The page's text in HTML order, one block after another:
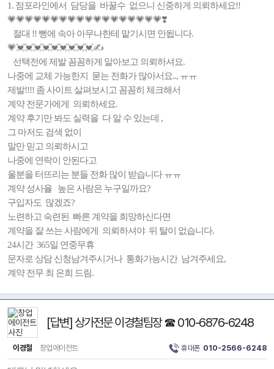
1. 점포라인에서 담당을 바꿀수 없으니 신중하게 의뢰하세요!!
💗💗💗💗💗💗💗💗💗💗💗💗💗💗💗💗💗💗❣️
절대 !! 뻥에 속아 아무나한테 맡기시면 안됩니다.
💗💓💓💓💓💓💓💓💓💓✍️
선택전에 제발 꼼꼼하게 알아보고 의뢰하셔요.
나중에 교체 가능한지 묻는 전화가 많아서요.., ㅠㅠ
제발!!!! 좀 사이트 살펴보시고 꼼꼼히 체크해서
계약 전문가에게 의뢰하세요.
계약 후기만 봐도 실력을 다 알 수 있는데 ,
그 마저도 검색 없이
말만 믿고 의뢰하시고
나중에 연락이 안된다고
울분을 터뜨리는 분들 전화 많이 받습니다 ㅠㅠ
계약 성사율 높은 사람은 누구일까요?
구입자도 많겠죠?
노련하고 숙련된 빠른 계약을 희망하신다면
계약을 잘 쓰는 사람에게 의뢰하셔야 뒤 탈이 없습니다.
24시간 365일 연중무휴
문자로 상담 신청남겨주시거나 통화가능시간 남겨주세요,
계약 전무 최 은희 드림.
[답변] 상가전문 이경철팀장 ☎ 010-6876-6248
이경철 창업에이전트 휴대폰 010-2566-6248